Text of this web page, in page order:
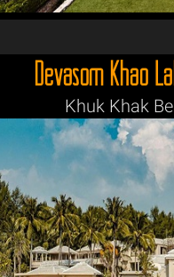
Devasom Khao
Khuk Khak